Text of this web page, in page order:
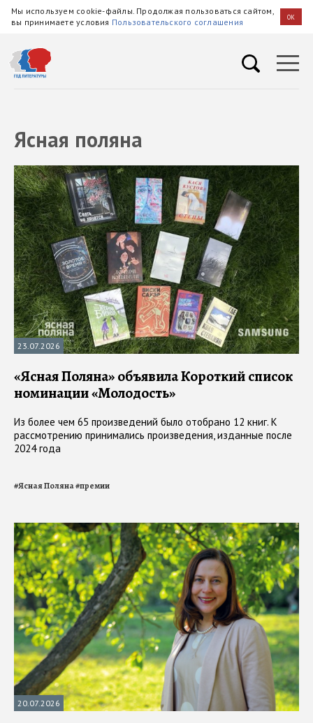
Мы используем cookie-файлы. Продолжая пользоваться сайтом,
вы принимаете условия Пользовательского соглашения OK
Ясная поляна
23.07.2026
«Ясная Поляна» объявила Короткий список
номинации «Молодость»
Из более чем 65 произведений было отобрано 12 книг. К
рассмотрению принимались произведения, изданные после
2024 года
#Ясная Поляна#премии
20.07.2026